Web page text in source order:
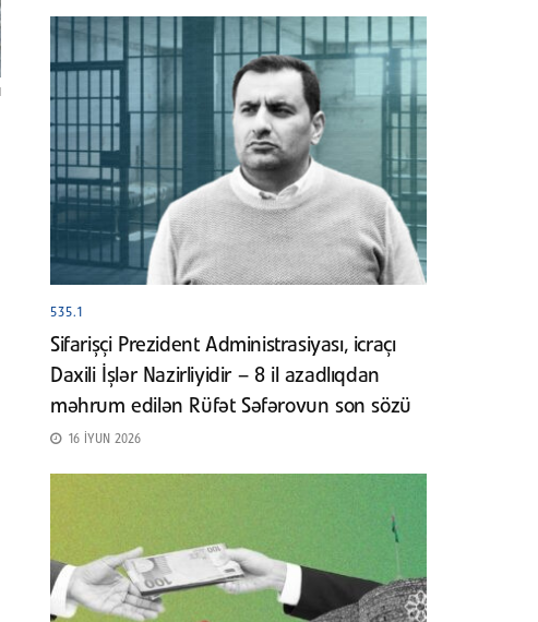
535.1
Sifarişçi Prezident Administrasiyası, icraçı
Daxili İşlər Nazirliyidir – 8 il azadlıqdan
məhrum edilən Rüfət Səfərovun son sözü
16 İYUN 2026